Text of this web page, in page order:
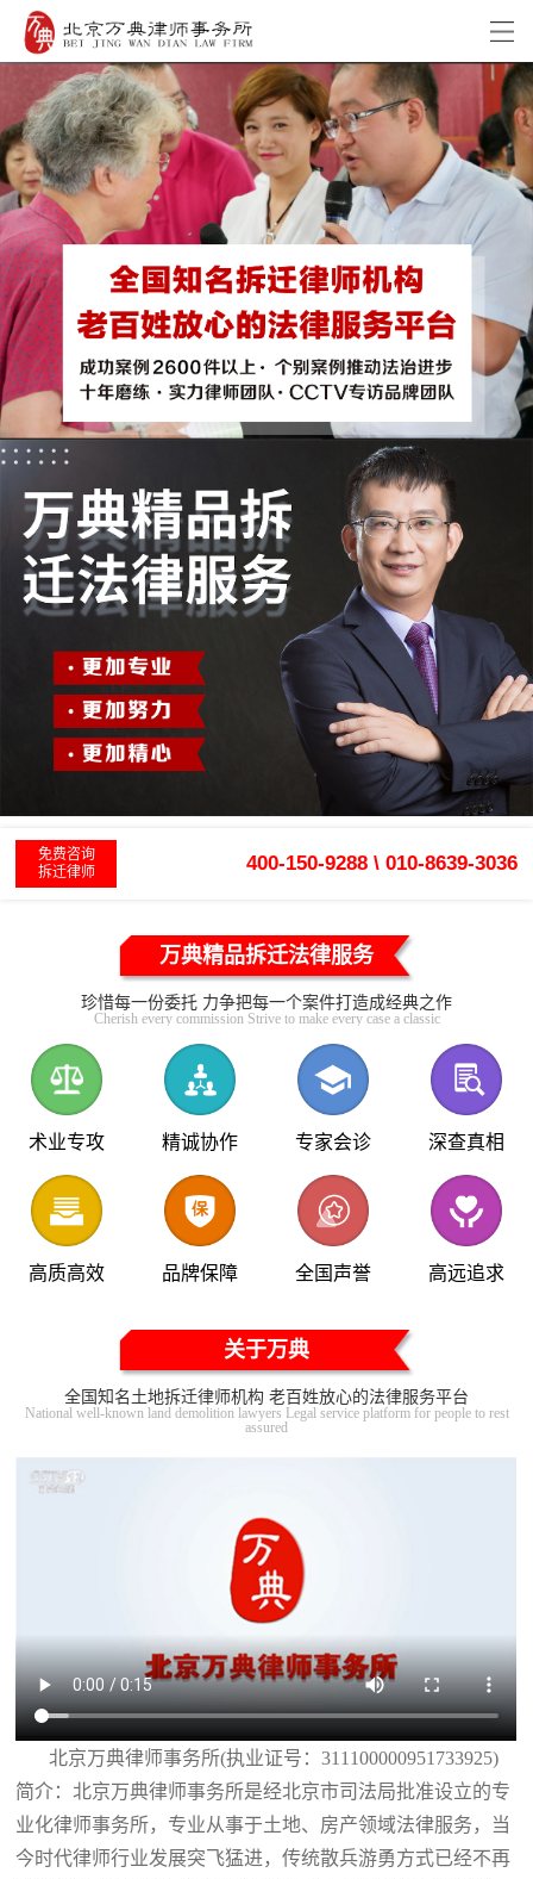
免费咨询
拆迁律师
400-150-9288 \ 010-8639-3036
万典精品拆迁法律服务
珍惜每一份委托 力争把每一个案件打造成经典之作
Cherish every commission Strive to make every case a classic
术业专攻 精诚协作 专家会诊 深查真相
高质高效 品牌保障 全国声誉 高远追求
关于万典
全国知名土地拆迁律师机构 老百姓放心的法律服务平台
National well-known land demolition lawyers Legal service platform for people to rest
assured
北京万典律师事务所(执业证号：311100000951733925)
简介：北京万典律师事务所是经北京市司法局批准设立的专
业化律师事务所，专业从事于土地、房产领域法律服务，当
今时代律师行业发展突飞猛进，传统散兵游勇方式已经不再